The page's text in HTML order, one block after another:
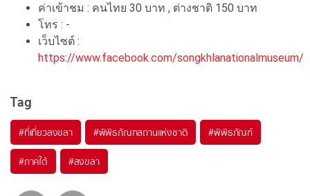
ค่าเข้าชม : คนไทย 30 บาท , ต่างชาติ 150 บาท
โทร : -
เว็บไซต์ :
https://www.facebook.com/songkhlanationalmuseum/
Tag
#ที่เที่ยวสงขลา #พิพิธภัณฑสถานแห่งชาติ #พิพิธภัณฑ์
#ภาคใต้ #สงขลา